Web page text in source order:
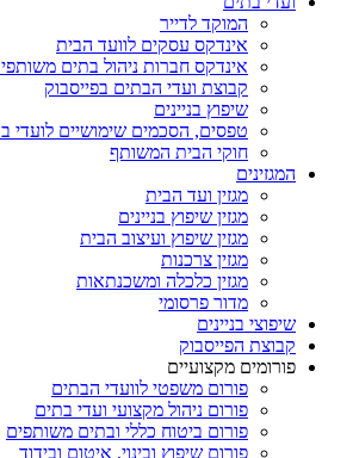
המוקד לדייר
אינדקס עסקים לוועד הבית
אינדקס חברות ניהול בתים
קבוצת ועדי הבתים בפייסבוק
שיפוץ בניינים
טפסים, הסכמים שימושיים לועדי
חוקי הבית המשותף
המגזינים
מגזין ועד הבית
מגזין שיפוץ בניינים
מגזין שיפוץ ועיצוב הבית
מגזין צרכנות
מגזין כלכלה ומשכנתאות
מדור פרסומי
שיפוצי בניינים
קבוצת הפייסבוק
פורומים מקצועיים
פורום משפטי לוועדי הבתים
פורום ניהול מקצועי ועדי בתים
פורום ביטוח כללי ובתים משותפים
פורום שיפוץ ובינוי, איטום ובידוד